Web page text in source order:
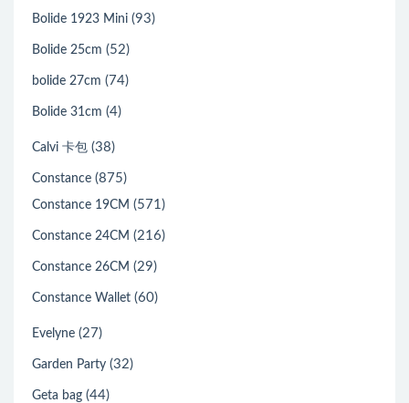
Bolide 1923 Mini (93)
Bolide 25cm (52)
bolide 27cm (74)
Bolide 31cm (4)
Calvi 卡包 (38)
Constance (875)
Constance 19CM (571)
Constance 24CM (216)
Constance 26CM (29)
Constance Wallet (60)
Evelyne (27)
Garden Party (32)
Geta bag (44)